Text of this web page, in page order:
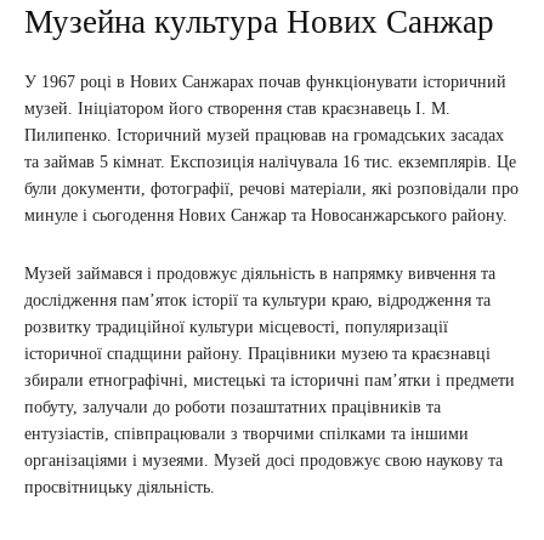
Музейна культура Нових Санжар
У 1967 році в Нових Санжарах почав функціонувати історичний
музей. Ініціатором його створення став краєзнавець І. М.
Пилипенко. Історичний музей працював на громадських засадах
та займав 5 кімнат. Експозиція налічувала 16 тис. екземплярів. Це
були документи, фотографії, речові матеріали, які розповідали про
минуле і сьогодення Нових Санжар та Новосанжарського району.
Музей займався і продовжує діяльність в напрямку вивчення та
дослідження пам’яток історії та культури краю, відродження та
розвитку традиційної культури місцевості, популяризації
історичної спадщини району. Працівники музею та краєзнавці
збирали етнографічні, мистецькі та історичні пам’ятки і предмети
побуту, залучали до роботи позаштатних працівників та
ентузіастів, співпрацювали з творчими спілками та іншими
організаціями і музеями. Музей досі продовжує свою наукову та
просвітницьку діяльність.